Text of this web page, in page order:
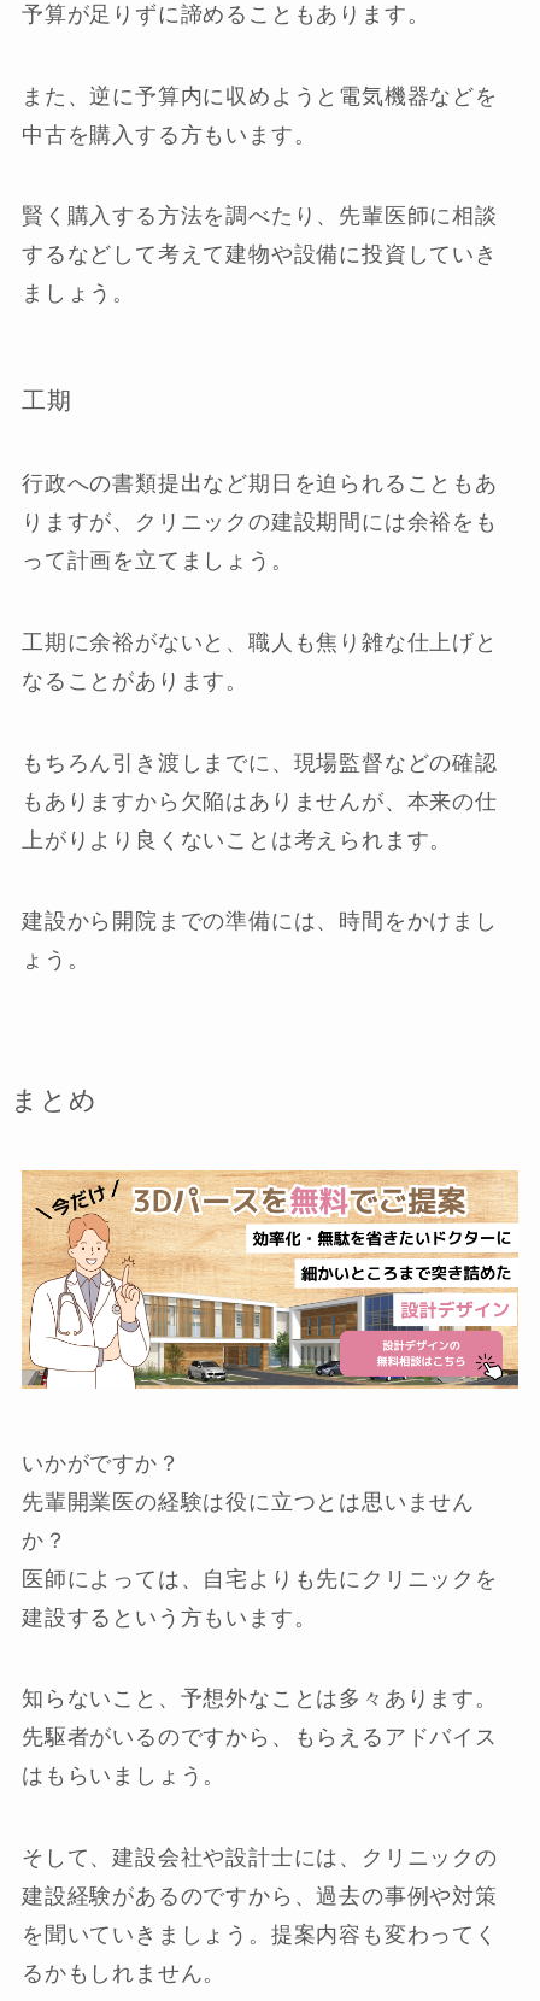
予算が足りずに諦めることもあります。
また、逆に予算内に収めようと電気機器などを
中古を購入する方もいます。
賢く購入する方法を調べたり、先輩医師に相談
するなどして考えて建物や設備に投資していき
ましょう。
工期
行政への書類提出など期日を迫られることもあ
りますが、クリニックの建設期間には余裕をも
って計画を立てましょう。
工期に余裕がないと、職人も焦り雑な仕上げと
なることがあります。
もちろん引き渡しまでに、現場監督などの確認
もありますから欠陥はありませんが、本来の仕
上がりより良くないことは考えられます。
建設から開院までの準備には、時間をかけまし
ょう。
まとめ
いかがですか？
先輩開業医の経験は役に立つとは思いません
か？
医師によっては、自宅よりも先にクリニックを
建設するという方もいます。
知らないこと、予想外なことは多々あります。
先駆者がいるのですから、もらえるアドバイス
はもらいましょう。
そして、建設会社や設計士には、クリニックの
建設経験があるのですから、過去の事例や対策
を聞いていきましょう。提案内容も変わってく
るかもしれません。